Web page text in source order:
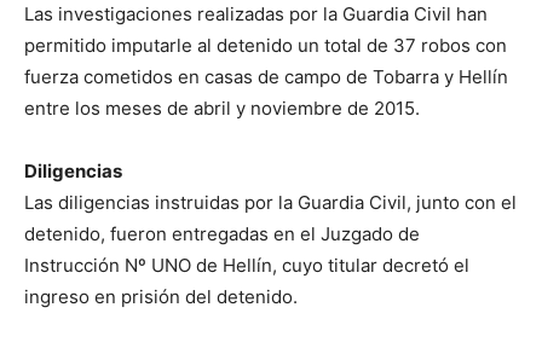
Las investigaciones realizadas por la Guardia Civil han
permitido imputarle al detenido un total de 37 robos con
fuerza cometidos en casas de campo de Tobarra y Hellín
entre los meses de abril y noviembre de 2015.
Diligencias
Las diligencias instruidas por la Guardia Civil, junto con el
detenido, fueron entregadas en el Juzgado de
Instrucción Nº UNO de Hellín, cuyo titular decretó el
ingreso en prisión del detenido.